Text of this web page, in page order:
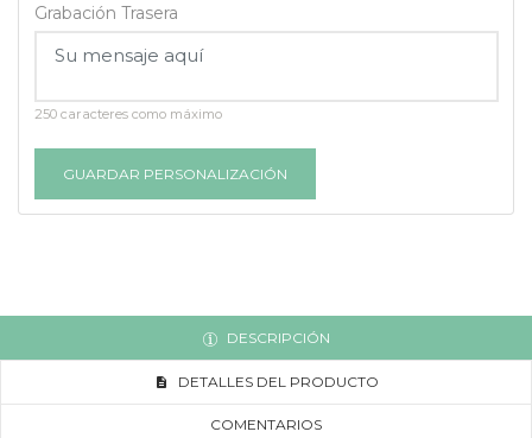
Grabación Trasera
250 caracteres como máximo
GUARDAR PERSONALIZACIÓN
DESCRIPCIÓN
DETALLES DEL PRODUCTO
COMENTARIOS